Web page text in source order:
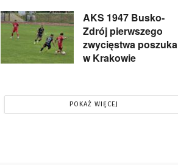
AKS 1947 Busko-
Zdrój pierwszego
zwycięstwa poszuka
w Krakowie
POKAŻ WIĘCEJ